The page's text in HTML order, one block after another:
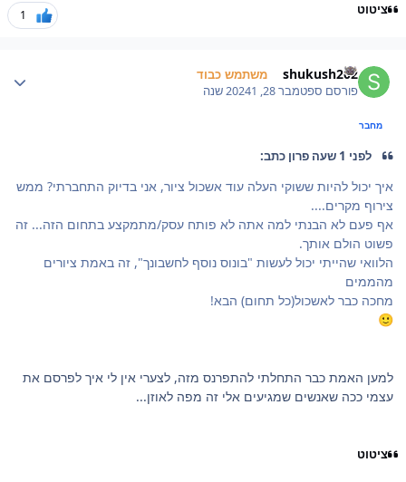
ציטוט 1
shukush202 משתמש כבוד
פורסם ספטמבר 28, 2024 1 שנה
מחבר
לפני 1 שעה פרון כתב:
איך יכול להיות ששוקי העלה עוד אשכול ציור, אני בדיוק התחברתי? ממש
צירוף מקרים....
אף פעם לא הבנתי למה אתה לא פותח עסק/מתמקצע בתחום הזה... זה
פשוט הולם אותך.
הלוואי שהייתי יכול לעשות "בונוס נוסף לחשבונך", זה באמת ציורים
מהממים
מחכה כבר לאשכול(כל תחום) הבא!
🙂
למען האמת כבר התחלתי להתפרנס מזה, לצערי אין לי איך לפרסם את
עצמי ככה שאנשים שמגיעים אלי זה מפה לאוזן...
ציטוט